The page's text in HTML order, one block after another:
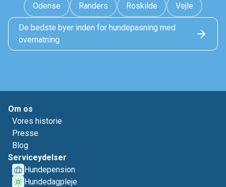
Odense Randers Roskilde Vejle
De bedste byer inden for hundepasning med
overnatning
Om os
Vores historie
Presse
Blog
Serviceydelser
Hundepension
Hundedagpleje